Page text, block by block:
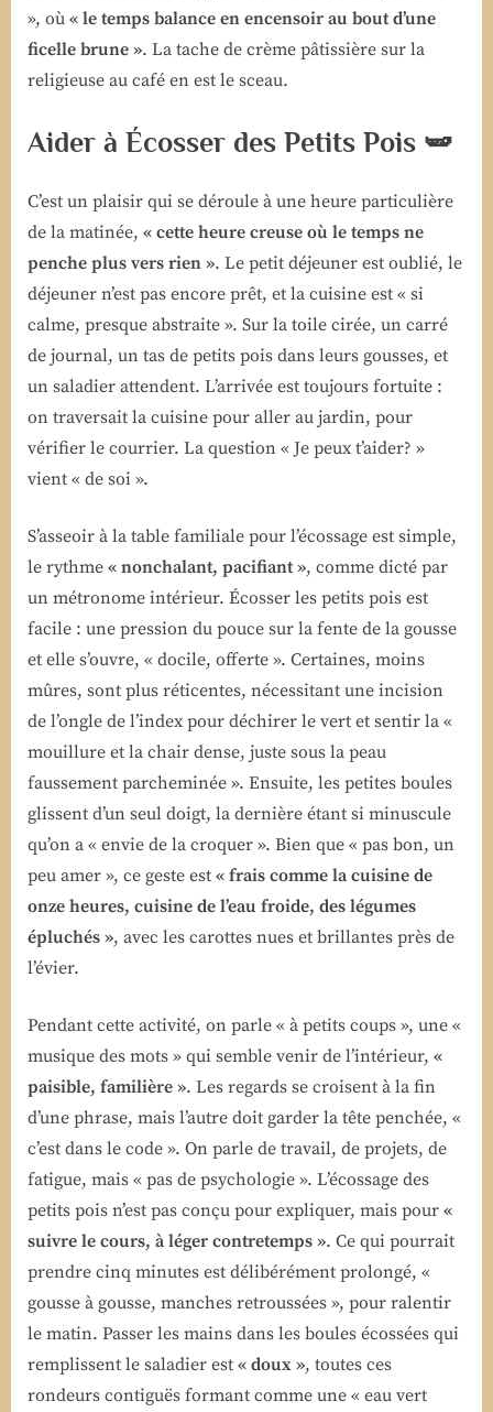
», où « le temps balance en encensoir au bout d’une
ficelle brune ». La tache de crème pâtissière sur la
religieuse au café en est le sceau.
Aider à Écosser des Petits Pois 🫛
C’est un plaisir qui se déroule à une heure particulière
de la matinée, « cette heure creuse où le temps ne
penche plus vers rien ». Le petit déjeuner est oublié, le
déjeuner n’est pas encore prêt, et la cuisine est « si
calme, presque abstraite ». Sur la toile cirée, un carré
de journal, un tas de petits pois dans leurs gousses, et
un saladier attendent. L’arrivée est toujours fortuite :
on traversait la cuisine pour aller au jardin, pour
vérifier le courrier. La question « Je peux t’aider? »
vient « de soi ».
S’asseoir à la table familiale pour l’écossage est simple,
le rythme « nonchalant, pacifiant », comme dicté par
un métronome intérieur. Écosser les petits pois est
facile : une pression du pouce sur la fente de la gousse
et elle s’ouvre, « docile, offerte ». Certaines, moins
mûres, sont plus réticentes, nécessitant une incision
de l’ongle de l’index pour déchirer le vert et sentir la «
mouillure et la chair dense, juste sous la peau
faussement parcheminée ». Ensuite, les petites boules
glissent d’un seul doigt, la dernière étant si minuscule
qu’on a « envie de la croquer ». Bien que « pas bon, un
peu amer », ce geste est « frais comme la cuisine de
onze heures, cuisine de l’eau froide, des légumes
épluchés », avec les carottes nues et brillantes près de
l’évier.
Pendant cette activité, on parle « à petits coups », une «
musique des mots » qui semble venir de l’intérieur, «
paisible, familière ». Les regards se croisent à la fin
d’une phrase, mais l’autre doit garder la tête penchée, «
c’est dans le code ». On parle de travail, de projets, de
fatigue, mais « pas de psychologie ». L’écossage des
petits pois n’est pas conçu pour expliquer, mais pour «
suivre le cours, à léger contretemps ». Ce qui pourrait
prendre cinq minutes est délibérément prolongé, «
gousse à gousse, manches retroussées », pour ralentir
le matin. Passer les mains dans les boules écossées qui
remplissent le saladier est « doux », toutes ces
rondeurs contiguës formant comme une « eau vert